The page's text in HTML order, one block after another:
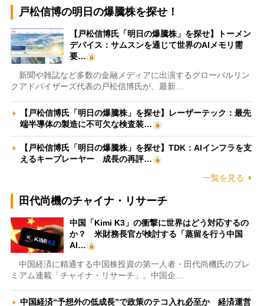
戸松信博の明日の爆騰株を探せ！
【戸松信博氏「明日の爆騰株」を探せ】トーメン
デバイス：サムスンを通じて世界のAIメモリ需
要…
新聞や雑誌など多数の金融メディアに出演するグローバルリン
クアドバイザーズ代表の戸松信博氏が、最新…
【戸松信博氏「明日の爆騰株」を探せ】レーザーテック：最先
端半導体の製造に不可欠な検査装…
【戸松信博氏「明日の爆騰株」を探せ】TDK：AIインフラを支
えるキープレーヤー 成長の再評…
一覧を見る
田代尚機のチャイナ・リサーチ
中国「Kimi K3」の衝撃に世界はどう対応するの
か？ 米財務長官が検討する「蒸留を行う中国
AI…
中国経済に精通する中国株投資の第一人者・田代尚機氏のプレ
ミアム連載「チャイナ・リサーチ」。中国企…
中国経済“予想外の低成長”で政策のテコ入れ必至か 経済運営